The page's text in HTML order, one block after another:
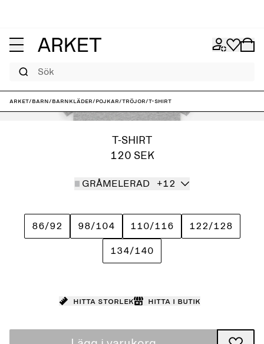
ARKET/Barn/Barnkläder/Pojkar/Tröjor/T-shirt
T-SHIRT
120 SEK
GRÅMELERAD +12
86/92 98/104 110/116 122/128
134/140
Hitta storlek Hitta i butik